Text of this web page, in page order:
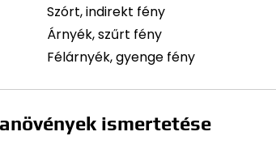
Szórt, indirekt fény
Árnyék, szűrt fény
Félárnyék, gyenge fény
ismertetése